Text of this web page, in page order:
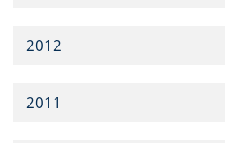
2012
2011